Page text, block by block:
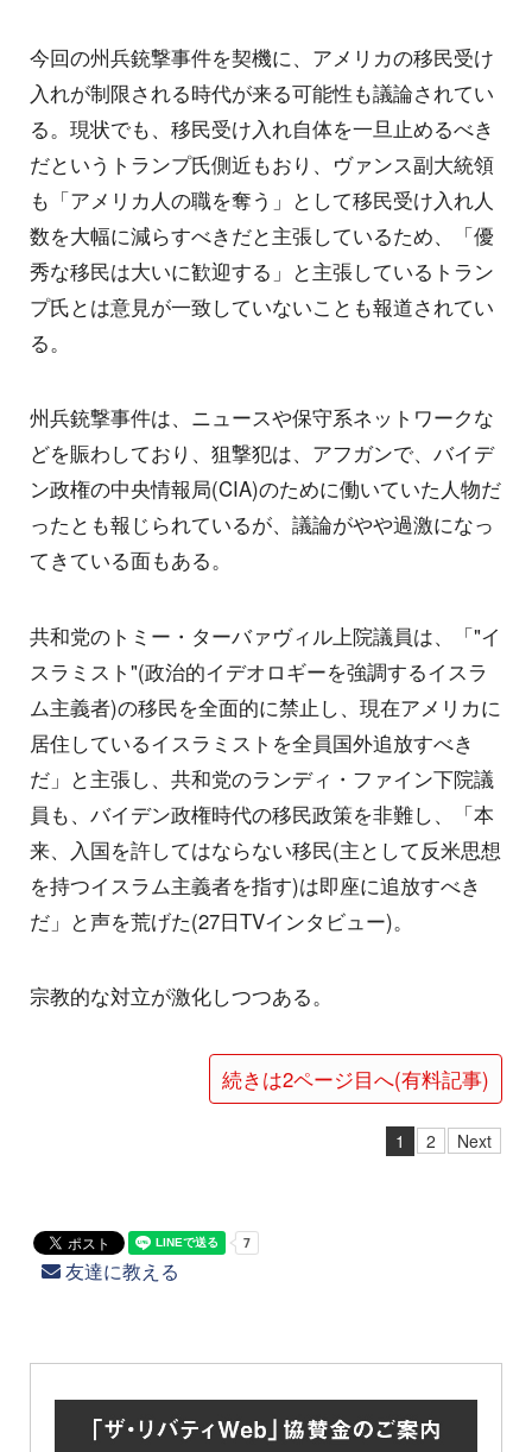
今回の州兵銃撃事件を契機に、アメリカの移民受け
入れが制限される時代が来る可能性も議論されてい
る。現状でも、移民受け入れ自体を一旦止めるべき
だというトランプ氏側近もおり、ヴァンス副大統領
も「アメリカ人の職を奪う」として移民受け入れ人
数を大幅に減らすべきだと主張しているため、「優
秀な移民は大いに歓迎する」と主張しているトラン
プ氏とは意見が一致していないことも報道されてい
る。
州兵銃撃事件は、ニュースや保守系ネットワークな
どを賑わしており、狙撃犯は、アフガンで、バイデ
ン政権の中央情報局(CIA)のために働いていた人物だ
ったとも報じられているが、議論がやや過激になっ
てきている面もある。
共和党のトミー・ターバァヴィル上院議員は、「"イ
スラミスト"(政治的イデオロギーを強調するイスラ
ム主義者)の移民を全面的に禁止し、現在アメリカに
居住しているイスラミストを全員国外追放すべき
だ」と主張し、共和党のランディ・ファイン下院議
員も、バイデン政権時代の移民政策を非難し、「本
来、入国を許してはならない移民(主として反米思想
を持つイスラム主義者を指す)は即座に追放すべき
だ」と声を荒げた(27日TVインタビュー)。
宗教的な対立が激化しつつある。
続きは2ページ目へ(有料記事)
1 2 Next
友達に教える